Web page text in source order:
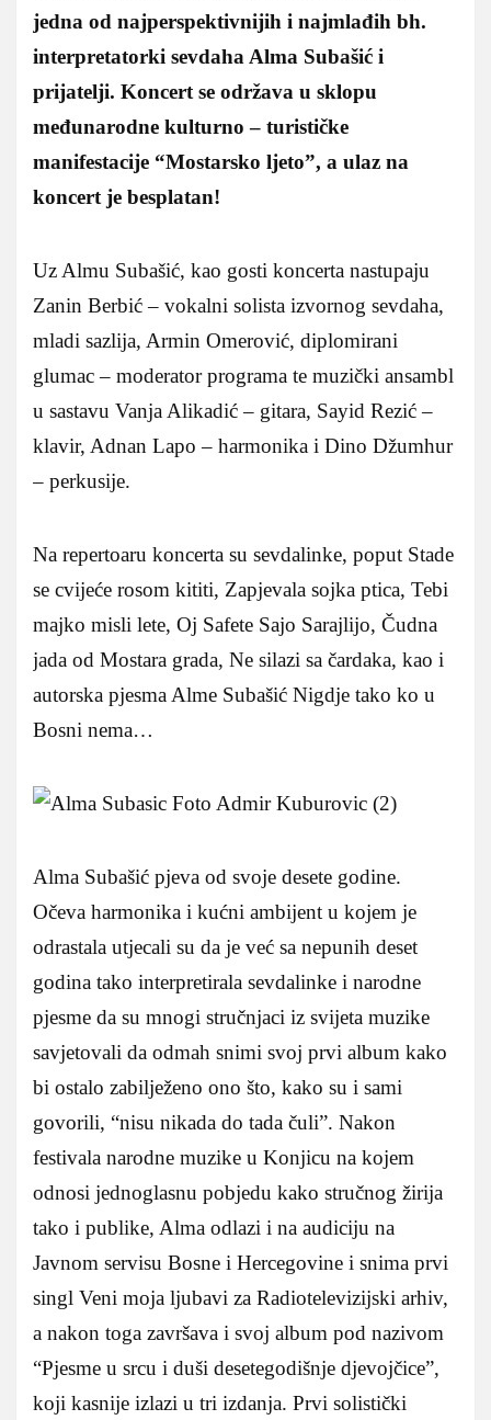
jedna od najperspektivnijih i najmlađih bh.
interpretatorki sevdaha Alma Subašić i
prijatelji. Koncert se održava u sklopu
međunarodne kulturno – turističke
manifestacije “Mostarsko ljeto”, a ulaz na
koncert je besplatan!
Uz Almu Subašić, kao gosti koncerta nastupaju
Zanin Berbić – vokalni solista izvornog sevdaha,
mladi sazlija, Armin Omerović, diplomirani
glumac – moderator programa te muzički ansambl
u sastavu Vanja Alikadić – gitara, Sayid Rezić –
klavir, Adnan Lapo – harmonika i Dino Džumhur
– perkusije.
Na repertoaru koncerta su sevdalinke, poput Stade
se cvijeće rosom kititi, Zapjevala sojka ptica, Tebi
majko misli lete, Oj Safete Sajo Sarajlijo, Čudna
jada od Mostara grada, Ne silazi sa čardaka, kao i
autorska pjesma Alme Subašić Nigdje tako ko u
Bosni nema…
Alma Subašić pjeva od svoje desete godine.
Očeva harmonika i kućni ambijent u kojem je
odrastala utjecali su da je već sa nepunih deset
godina tako interpretirala sevdalinke i narodne
pjesme da su mnogi stručnjaci iz svijeta muzike
savjetovali da odmah snimi svoj prvi album kako
bi ostalo zabilježeno ono što, kako su i sami
govorili, “nisu nikada do tada čuli”. Nakon
festivala narodne muzike u Konjicu na kojem
odnosi jednoglasnu pobjedu kako stručnog žirija
tako i publike, Alma odlazi i na audiciju na
Javnom servisu Bosne i Hercegovine i snima prvi
singl Veni moja ljubavi za Radiotelevizijski arhiv,
a nakon toga završava i svoj album pod nazivom
“Pjesme u srcu i duši desetegodišnje djevojčice”,
koji kasnije izlazi u tri izdanja. Prvi solistički